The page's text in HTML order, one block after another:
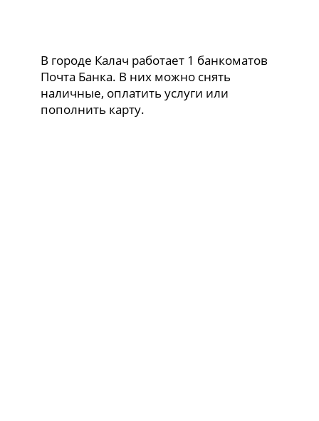
В городе Калач работает 1 банкоматов
Почта Банка. В них можно снять
наличные, оплатить услуги или
пополнить карту.